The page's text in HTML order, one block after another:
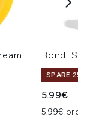
Bondi
SPARE 25%
5.99€
5.99€ pro